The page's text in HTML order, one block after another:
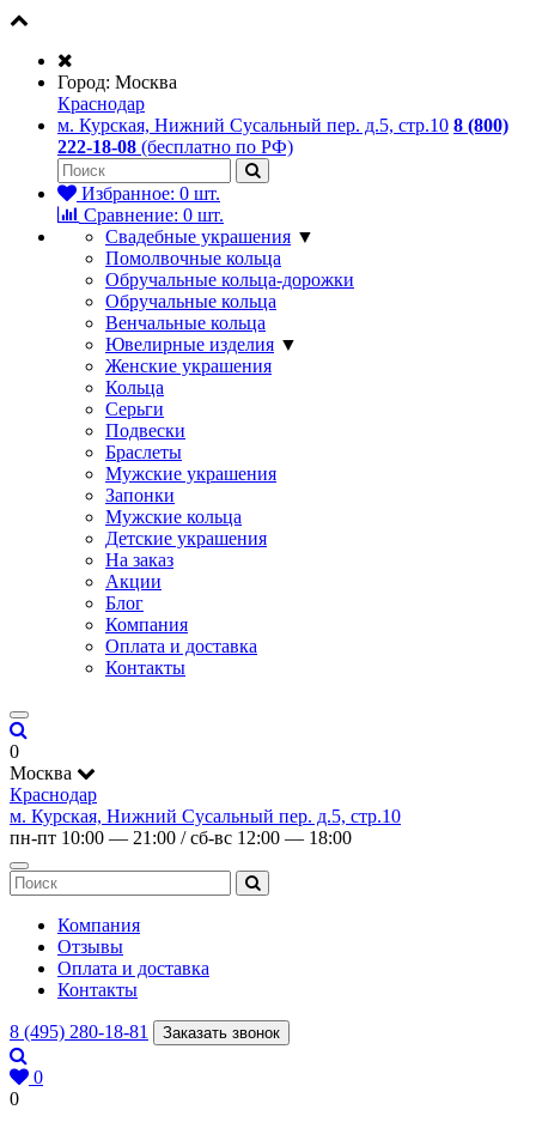
Город: Москва
Краснодар
м. Курская, Нижний Сусальный пер. д.5, стр.10 8 (800)
222-18-08 (бесплатно по РФ)
Избранное: 0 шт.
Сравнение: 0 шт.
Свадебные украшения ▼
Помолвочные кольца
Обручальные кольца-дорожки
Обручальные кольца
Венчальные кольца
Ювелирные изделия ▼
Женские украшения
Кольца
Серьги
Подвески
Браслеты
Мужские украшения
Запонки
Мужские кольца
Детские украшения
На заказ
Акции
Блог
Компания
Оплата и доставка
Контакты
0
Москва
Краснодар
м. Курская, Нижний Сусальный пер. д.5, стр.10
пн-пт 10:00 — 21:00 / сб-вс 12:00 — 18:00
Компания
Отзывы
Оплата и доставка
Контакты
8 (495) 280-18-81 Заказать звонок
0
0